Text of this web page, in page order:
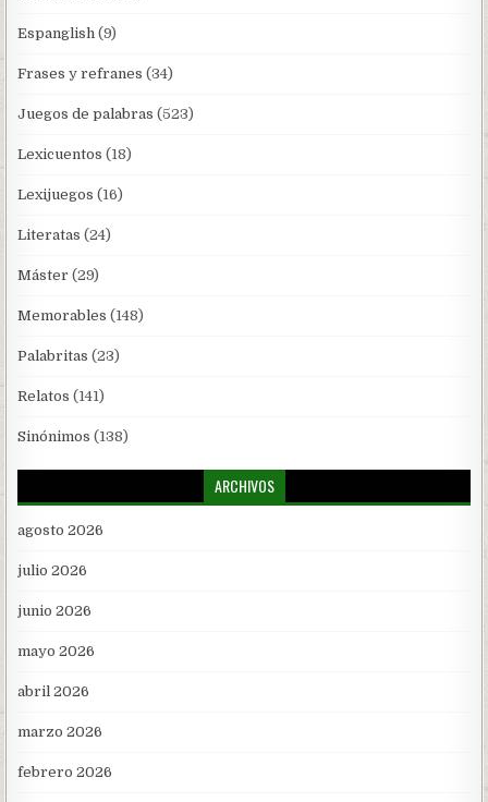
Espanglish (9)
Frases y refranes (34)
Juegos de palabras (523)
Lexicuentos (18)
Lexijuegos (16)
Literatas (24)
Máster (29)
Memorables (148)
Palabritas (23)
Relatos (141)
Sinónimos (138)
ARCHIVOS
agosto 2026
julio 2026
junio 2026
mayo 2026
abril 2026
marzo 2026
febrero 2026